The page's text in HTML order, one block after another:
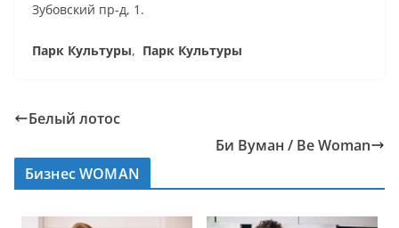
Зубовский пр-д, 1.
Парк Культуры, Парк Культуры
Белый лотос
Би Вуман / Be Woman
Бизнес WOMAN